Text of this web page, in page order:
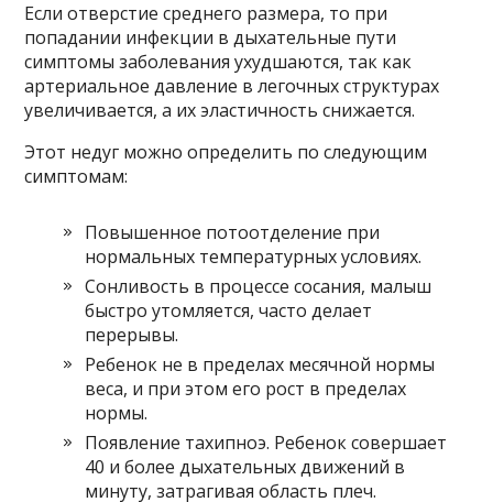
Если отверстие среднего размера, то при
попадании инфекции в дыхательные пути
симптомы заболевания ухудшаются, так как
артериальное давление в легочных структурах
увеличивается, а их эластичность снижается.
Этот недуг можно определить по следующим
симптомам:
Повышенное потоотделение при
нормальных температурных условиях.
Сонливость в процессе сосания, малыш
быстро утомляется, часто делает
перерывы.
Ребенок не в пределах месячной нормы
веса, и при этом его рост в пределах
нормы.
Появление тахипноэ. Ребенок совершает
40 и более дыхательных движений в
минуту, затрагивая область плеч.